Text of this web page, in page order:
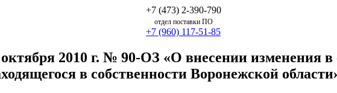
+7 (473) 2-390-790
отдел поставки ПО
+7 (960) 117-51-85
2010 г. № 90-ОЗ «О внесении изменения
в собственности Воронежской